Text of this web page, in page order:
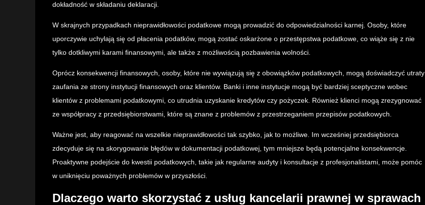
dokładność w składaniu deklaracji.
W skrajnych przypadkach nieprawidłowości podatkowe mogą prowadzić do odpowiedzialności karnej. Osoby, które
uporczywie uchylają się od płacenia podatków, mogą zostać oskarżone o przestępstwa podatkowe, co wiąże się z nie
tylko dotkliwymi karami finansowymi, ale także z możliwością pozbawienia wolności.
Oprócz konsekwencji finansowych, osoby, które nie wywiązują się z obowiązków podatkowych, mogą doświadczyć utraty
zaufania ze strony instytucji finansowych oraz klientów. Banki i inne instytucje mogą być bardziej sceptyczne wobec
klientów z problemami podatkowymi, co utrudnia uzyskanie kredytów czy pożyczek. Również klienci mogą zrezygnować
ze współpracy z przedsiębiorstwami, które są znane z problemów z przestrzeganiem przepisów podatkowych.
Ważne jest, aby reagować na wszelkie nieprawidłowości tak szybko, jak to możliwe. Im wcześniej przedsiębiorca
zdecyduje się na skorygowanie błędów w dokumentacji podatkowej, tym mniejsze będą potencjalne konsekwencje.
Proaktywne podejście do kwestii podatkowych, takie jak regularne audyty i konsultacje z profesjonalistami, może pomóc
w uniknięciu poważnych problemów w przyszłości.
Dlaczego warto skorzystać z usług kancelarii prawnej w sprawach